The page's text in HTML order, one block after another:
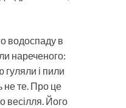
водоспаду в
нареченого:
і пили
не те. Про це
весілля. Його